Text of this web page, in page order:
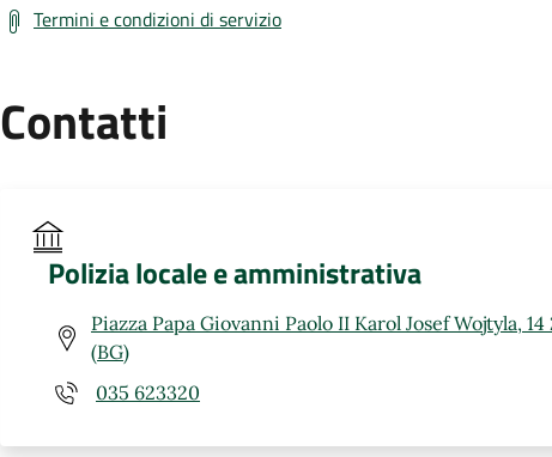
Termini e condizioni di servizio
Contatti
Polizia locale e amministrativa
Piazza Papa Giovanni Paolo II Karol Josef Wojtyla,
(BG)
035 623320